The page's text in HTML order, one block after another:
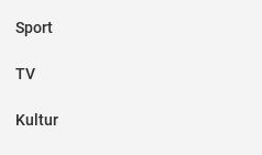
Sport
TV
Kultur